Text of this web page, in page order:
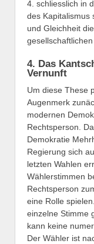
4. schliesslich in
des Kapitalismus
und Gleichheit
4. Das
Vernunft
Um diese These
Augenmerk
modernen
Rechtsperson.
Demokratie
Regierung sich
letzten Wahlen
Wählerstimmen
Rechtsperson
eine Rolle
einzelne Stimme
kann keine
Der Wähler ist